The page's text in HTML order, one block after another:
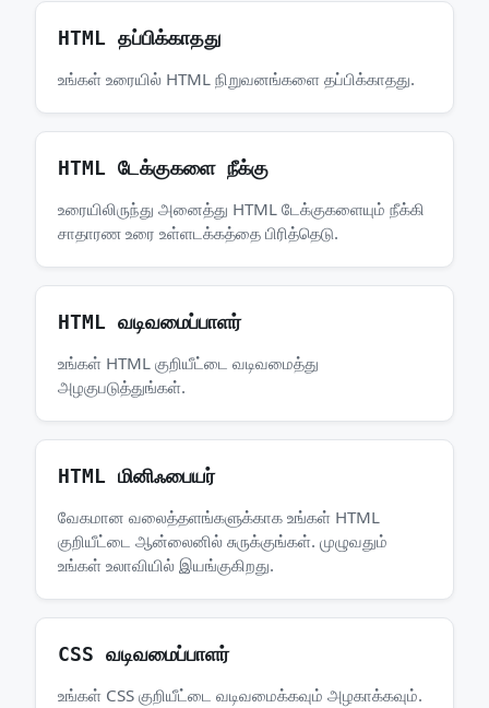
HTML தப்பிக்காதது
உங்கள் உரையில் HTML நிறுவனங்களை தப்பிக்காதது.
HTML டேக்குகளை நீக்கு
உரையிலிருந்து அனைத்து HTML டேக்குகளையும் நீக்கி
சாதாரண உரை உள்ளடக்கத்தை பிரித்தெடு.
HTML வடிவமைப்பாளர்
உங்கள் HTML குறியீட்டை வடிவமைத்து
அழகுபடுத்துங்கள்.
HTML மினிஃபையர்
வேகமான வலைத்தளங்களுக்காக உங்கள் HTML
குறியீட்டை ஆன்லைனில் சுருக்குங்கள். முழுவதும்
உங்கள் உலாவியில் இயங்குகிறது.
CSS வடிவமைப்பாளர்
உங்கள் CSS குறியீட்டை வடிவமைக்கவும் அழகாக்கவும்.